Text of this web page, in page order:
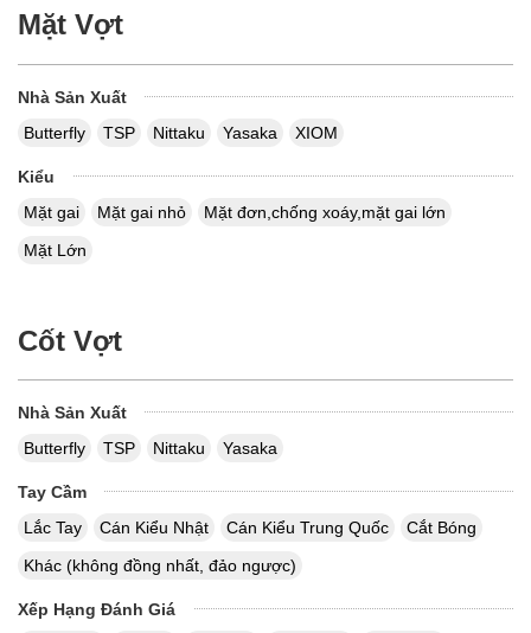
Mặt Vợt
Nhà Sản Xuất
Butterfly
TSP Nittaku Yasaka XIOM
Kiểu
Mặt gai
Mặt gai nhỏ
Mặt đơn,chống xoáy,mặt gai lớn
Mặt Lớn
Cốt Vợt
Nhà Sản Xuất
Butterfly
TSP Nittaku Yasaka
Tay Cầm
Lắc Tay
Cán Kiểu Nhật Cán Kiểu Trung Quốc
Cắt Bóng
Khác (không đồng nhất, đảo ngược)
Xếp Hạng Đánh Giá